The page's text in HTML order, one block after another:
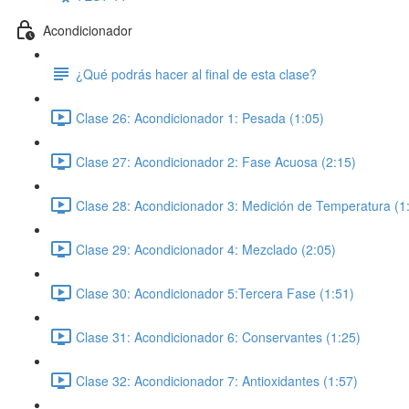
Acondicionador
¿Qué podrás hacer al final de esta clase?
Clase 26: Acondicionador 1: Pesada (1:05)
Clase 27: Acondicionador 2: Fase Acuosa (2:15)
Clase 28: Acondicionador 3: Medición de Temperatura
Clase 29: Acondicionador 4: Mezclado (2:05)
Clase 30: Acondicionador 5:Tercera Fase (1:51)
Clase 31: Acondicionador 6: Conservantes (1:25)
Clase 32: Acondicionador 7: Antioxidantes (1:57)